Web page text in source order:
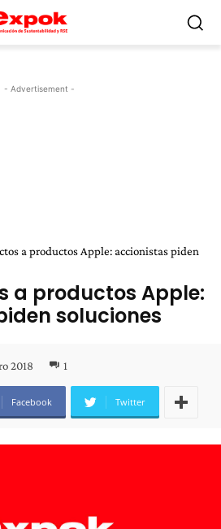
- Advertisement -
a productos Apple: accionistas piden
a productos Apple:
soluciones
2018 1
Facebook Twitter